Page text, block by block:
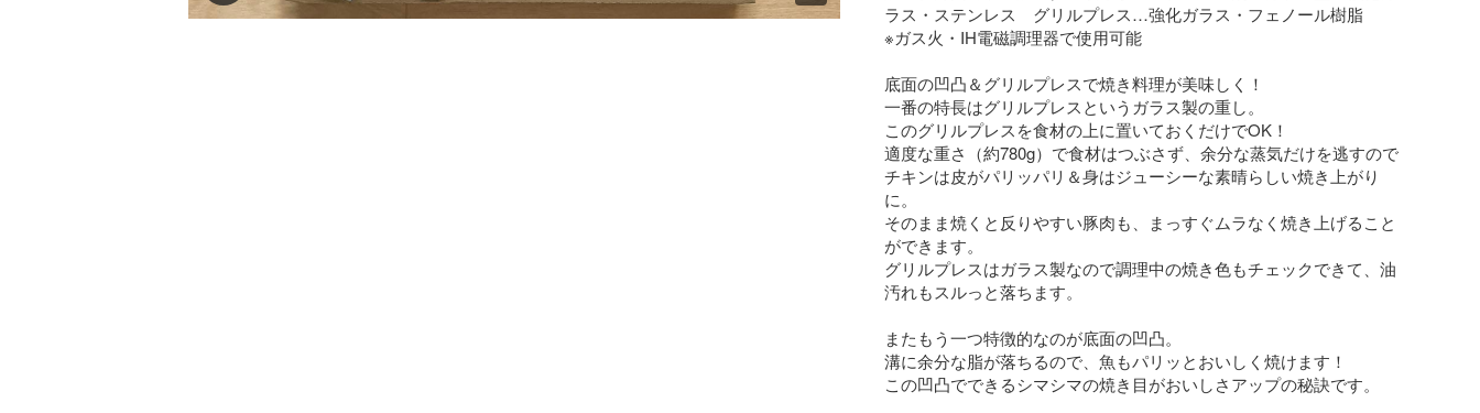
ラス・ステンレス　グリルプレス…強化ガラス・フェノール樹脂
※ガス火・IH電磁調理器で使用可能
底面の凹凸＆グリルプレスで焼き料理が美味しく！
一番の特長はグリルプレスというガラス製の重し。
このグリルプレスを食材の上に置いておくだけでOK！
適度な重さ（約780g）で食材はつぶさず、余分な蒸気だけを逃すので
チキンは皮がパリッパリ＆身はジューシーな素晴らしい焼き上がり
に。
そのまま焼くと反りやすい豚肉も、まっすぐムラなく焼き上げること
ができます。
グリルプレスはガラス製なので調理中の焼き色もチェックできて、油
汚れもスルっと落ちます。
またもう一つ特徴的なのが底面の凹凸。
溝に余分な脂が落ちるので、魚もパリッとおいしく焼けます！
この凹凸でできるシマシマの焼き目がおいしさアップの秘訣です。